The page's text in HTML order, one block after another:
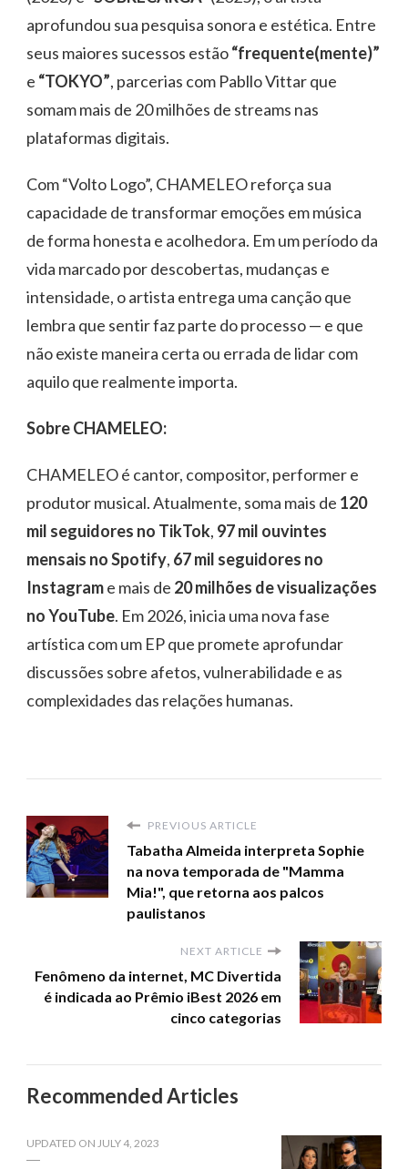
aprofundou sua pesquisa sonora e estética. Entre
seus maiores sucessos estão“frequente(mente)”
e “TOKYO”, parcerias com Pabllo Vittar que
somam mais de 20 milhões de streams nas
plataformas digitais.
Com “Volto Logo”, CHAMELEO reforça sua
capacidade de transformar emoções em música
de forma honesta e acolhedora. Em um período da
vida marcado por descobertas, mudanças e
intensidade, o artista entrega uma canção que
lembra que sentir faz parte do processo — e que
não existe maneira certa ou errada de lidar com
aquilo que realmente importa.
Sobre CHAMELEO:
CHAMELEO é cantor, compositor, performer e
produtor musical. Atualmente, soma mais de 120
mil seguidores no TikTok, 97 mil ouvintes
mensais no Spotify, 67 mil seguidores no
Instagrame mais de 20 milhões de visualizações
no YouTube. Em 2026, inicia uma nova fase
artística com um EP que promete aprofundar
discussões sobre afetos, vulnerabilidade e as
complexidades das relações humanas.
PREVIOUS ARTICLE
Tabatha Almeida interpreta Sophie
na nova temporada de "Mamma
Mia!", que retorna aos palcos
paulistanos
NEXT ARTICLE
Fenômeno da internet, MC Divertida
é indicada ao Prêmio iBest 2026 em
cinco categorias
Recommended Articles
UPDATED ON JULY 4, 2023